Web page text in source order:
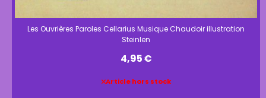
Les Ouvrières Paroles Cellarius Musique Chaudoir illustration
Steinlen
4,95€
Article hors stock